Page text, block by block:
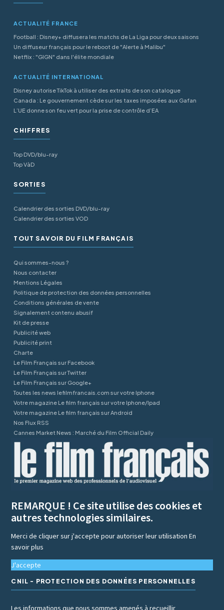
ACTUALITÉ FRANCE
Football : Disney+ diffusera les matchs de La Liga pour deux saisons
Un diffuseur français pour le reboot de "Alerte à Malibu"
Netflix : "GIGN" dans l'élite mondiale
ACTUALITÉ INTERNATIONAL
Disney autorise TikTok à utiliser des extraits de son catalogue
Canada : Le gouvernement cède sur les taxes imposées aux Gafan
L’UE donne son feu vert pour la prise de contrôle d’EA
CHIFFRES
Top DVD/blu-ray
Top VàD
SORTIES
Calendrier des sorties DVD/blu-ray
Calendrier des sorties VOD
TOUT SAVOIR DU FILM FRANÇAIS
Qui sommes-nous ?
Nous contacter
Mentions Légales
Politique de protection des données personnelles
Conditions générales de vente
Signalement contenu abusif
Kit de presse
Publicité web
Publicité print
Charte
Le Film Français sur Facebook
Le Film Français sur Twitter
Le Film Français sur Google+
Toutes les news lefilmfrancais.com sur votre Iphone
Votre magazine Le film français sur votre Iphone/Ipad
Votre magazine Le film français sur Android
Nos Flux RSS
Cannes Market News : Marché du Film Official Daily
REMARQUE ! Ce site utilise des cookies et
autres technologies similaires.
Merci de cliquer sur j'accepte pour autoriser leur utilisationEn
savoir plus
J'accepte
CNIL - PROTECTION DES DONNÉES PERSONNELLES
Les informations que nous sommes amenés à recueillir